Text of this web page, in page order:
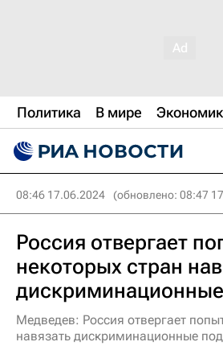
Политика В мире
08:46 17.06.2024 (обновлено: 08:47
Россия отвергает
некоторых стран
Медведев: Россия отвергает
навязать дискриминационные